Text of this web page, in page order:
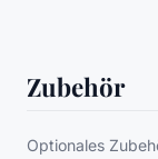
Zubehör
Optionales